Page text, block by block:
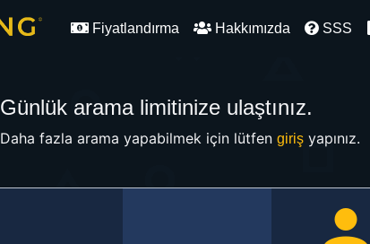
Fiyatlandırma Hakkımızda SSS
Günlük arama limitinize ulaştınız.
Daha fazla arama yapabilmek için lütfen girişyapınız.